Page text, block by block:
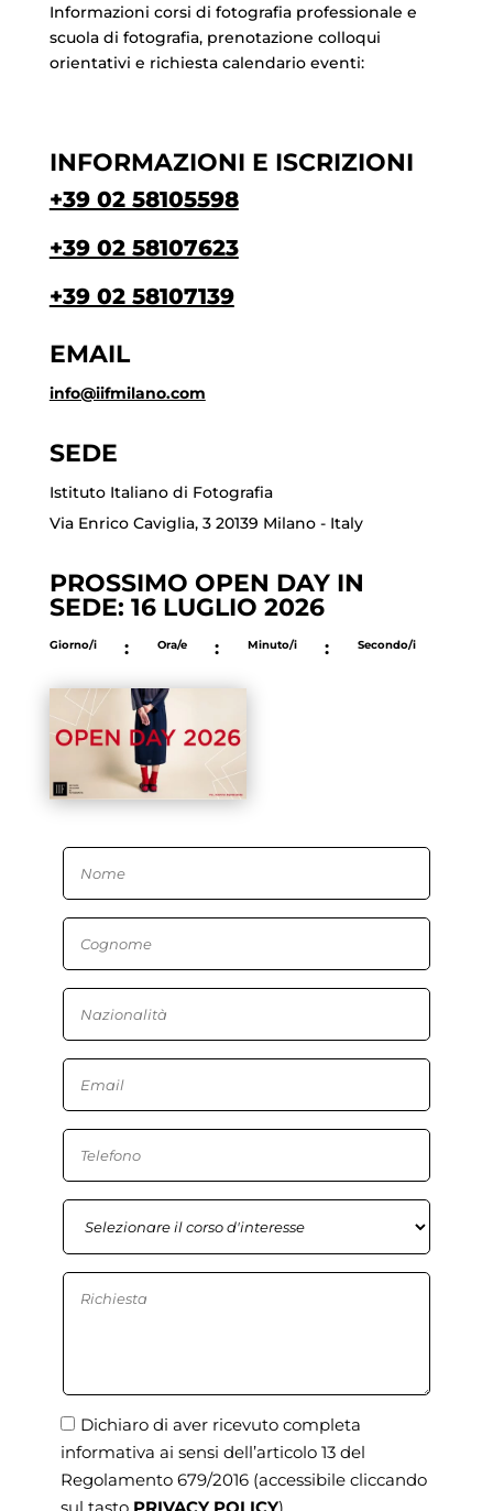
Informazioni corsi di fotografia professionale e
scuola di fotografia, prenotazione colloqui
orientativi e richiesta calendario eventi:
INFORMAZIONI E ISCRIZIONI
+39 02 58105598
+39 02 58107623
+39 02 58107139
EMAIL
info@iifmilano.com
SEDE
Istituto Italiano di Fotografia
Via Enrico Caviglia, 3 20139 Milano - Italy
PROSSIMO OPEN DAY IN
SEDE: 16 LUGLIO 2026
Giorno/i : Ora/e : Minuto/i : Secondo/i
Dichiaro di aver ricevuto completa
informativa ai sensi dell’articolo 13 del
Regolamento 679/2016 (accessibile cliccando